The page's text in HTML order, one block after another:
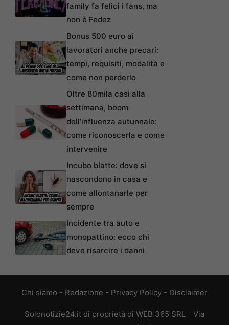
family fa felici i fans, ma
non è Fedez
Bonus 500 euro ai
lavoratori anche precari:
tempi, requisiti, modalità e
come non perderlo
Oltre 80mila casi alla
settimana, boom
dell’influenza autunnale:
come riconoscerla e come
intervenire
Incubo blatte: dove si
nascondono in casa e
come allontanarle per
sempre
Incidente tra auto e
monopattino: ecco chi
deve risarcire i danni
Chi siamo - Redazione - Privacy Policy - Disclaimer
Solonotizie24.it di proprietà di WEB 365 SRL - Via